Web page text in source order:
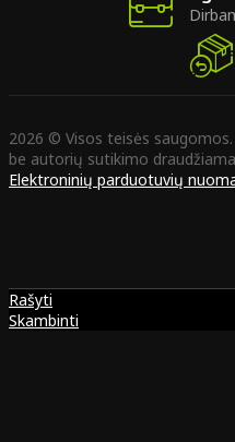
2026 © Visos teisės
be autorių sutikimo
Elektroninių parduotuvių
Rašyti
Skambinti